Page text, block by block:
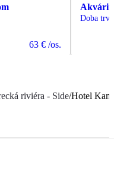
63 € /os.
Doba
riviéra - Side/Hotel